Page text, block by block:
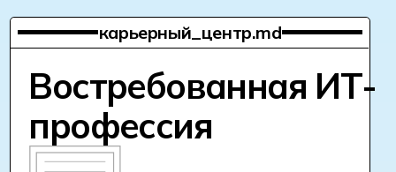
издательствах, digital-
командах и даже в малом
бизнесе. Спрос
на графических дизайнеров
стабильно высок — особенно
тех, кто умеет работать
с брендом, полиграфией
и digital-средой.